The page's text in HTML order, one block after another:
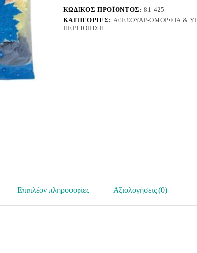
ΚΩΔΙΚΌΣ ΠΡΟΪΌΝΤΟΣ:81-425
ΚΑΤΗΓΟΡΊΕΣ: ΑΞΕΣΟΥΆΡ-ΟΜΟΡΦΙΆ &
ΠΕΡΙΠΟΊΗΣΗ
Επιπλέον πληροφορίες Αξιολογήσεις (0)